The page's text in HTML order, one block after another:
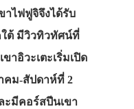
ไฟฟูจิจึงได้รับ
ต้ มีวิวทิวทัศน์ที่
าอิวะเตะเริ่มเปิด
คม-สัปดาห์ที่ 2
ะมีคอร์สปีนเขา